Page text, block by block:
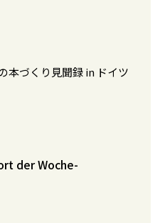
本づくり見聞録 in ドイツ
der Woche-